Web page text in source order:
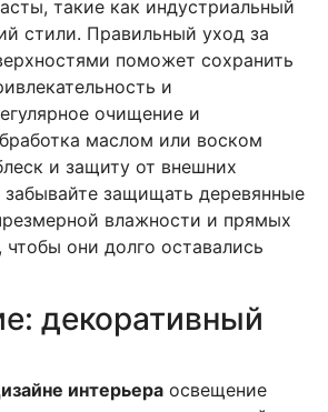
такие как индустриальный
стили. Правильный уход за
поможет сохранить
и
очищение и
маслом или воском
и защиту от внешних
защищать деревянные
влажности и прямых
чтобы они долго оставались
декоративный
интерьера освещение